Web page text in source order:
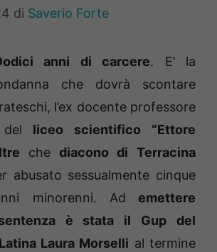
di Saverio Forte
anni di carcere. E’ la
che dovrà scontare
l’ex docente professore
del liceo scientifico “Ettore
che diacono di Terracina
abusato sessualmente cinque
minorenni. Ad emettere
è stata il Gup del
Laura Morselli al termine